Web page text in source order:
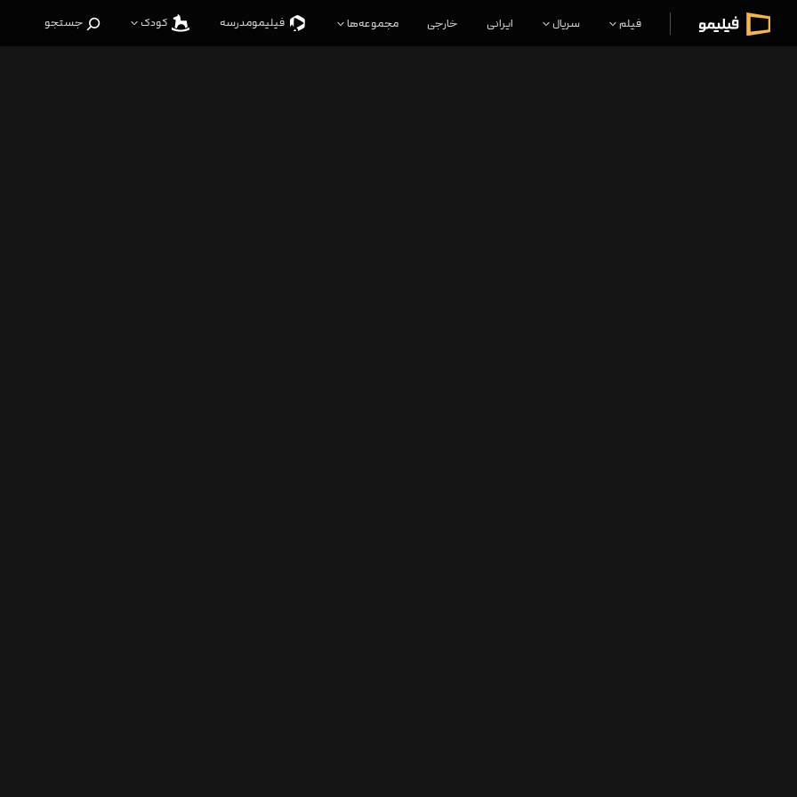
فیلم سریال ایرانی خارجی مجموعه‌ها فیلیمو‌مدرسه کودک جستجو